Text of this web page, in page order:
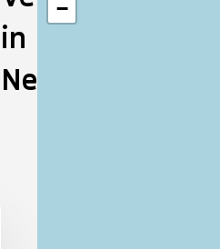
in
Nederland
−